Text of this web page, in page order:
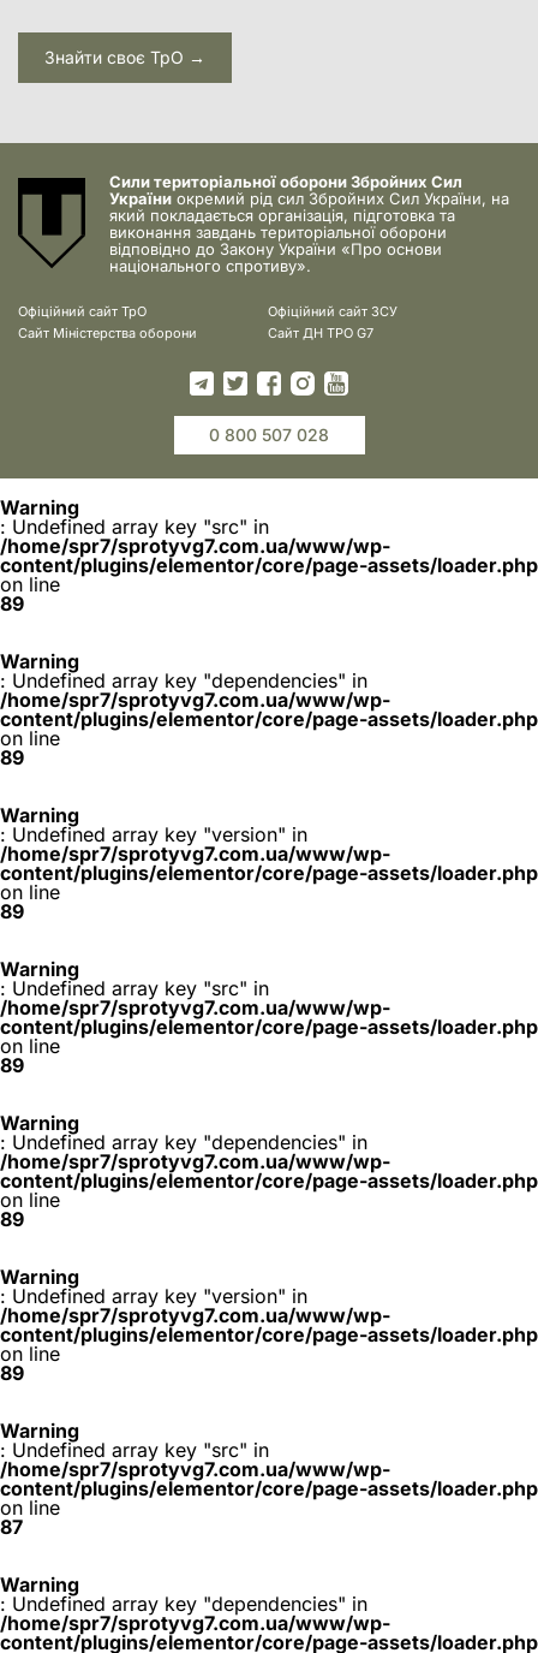
Знайти своє ТрО →
Сили територіальної оборони Збройних Сил
Україниокремий рід сил Збройних Сил України, на
який покладається організація, підготовка та
виконання завдань територіальної оборони
відповідно до Закону України «Про основи
національного спротиву».
Офіційний сайт ТрО
Офіційний сайт ЗСУ
Сайт Міністерства оборони
Сайт ДН ТРО G7
0 800 507 028
Warning
: Undefined array key "src" in
/home/spr7/sprotyvg7.com.ua/www/wp-
content/plugins/elementor/core/page-assets/loader.php
on line
89
Warning
: Undefined array key "dependencies" in
/home/spr7/sprotyvg7.com.ua/www/wp-
content/plugins/elementor/core/page-assets/loader.php
on line
89
Warning
: Undefined array key "version" in
/home/spr7/sprotyvg7.com.ua/www/wp-
content/plugins/elementor/core/page-assets/loader.php
on line
89
Warning
: Undefined array key "src" in
/home/spr7/sprotyvg7.com.ua/www/wp-
content/plugins/elementor/core/page-assets/loader.php
on line
89
Warning
: Undefined array key "dependencies" in
/home/spr7/sprotyvg7.com.ua/www/wp-
content/plugins/elementor/core/page-assets/loader.php
on line
89
Warning
: Undefined array key "version" in
/home/spr7/sprotyvg7.com.ua/www/wp-
content/plugins/elementor/core/page-assets/loader.php
on line
89
Warning
: Undefined array key "src" in
/home/spr7/sprotyvg7.com.ua/www/wp-
content/plugins/elementor/core/page-assets/loader.php
on line
87
Warning
: Undefined array key "dependencies" in
/home/spr7/sprotyvg7.com.ua/www/wp-
content/plugins/elementor/core/page-assets/loader.php